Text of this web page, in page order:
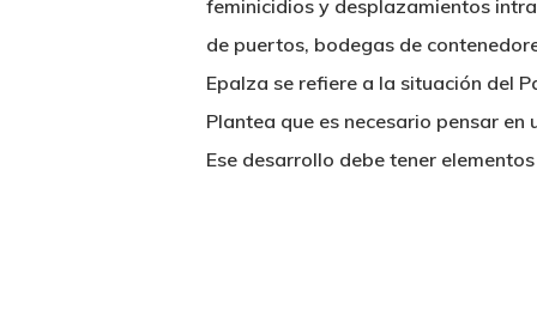
feminicidios y desplazamientos
de puertos, bodegas de
Epalza se refiere a la situación del
Plantea que es necesario pensar
Ese desarrollo debe tener